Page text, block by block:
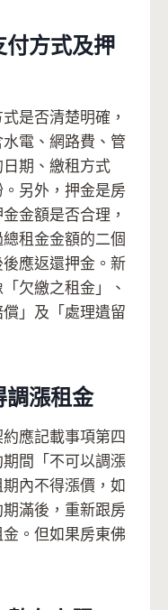
方式及押
是否清楚明確，
電、網路費、管
期、繳租方式
另外，押金是房
金額是否合理，
租金金額的二個
應返還押金。新
欠繳之租金」、
償」及「處理遺留
漲租金
應記載事項第四
間「不可以調漲
內不得漲價，如
滿後，重新跟房
。但如果房東佛